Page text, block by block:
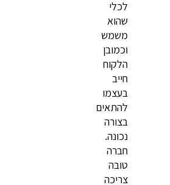
לכלי
שהוא
משמש
וכמובן
הלקוח
חייב
בעצמו
להתאים
בצורה
נכונה.
חברה
טובה
צריכה